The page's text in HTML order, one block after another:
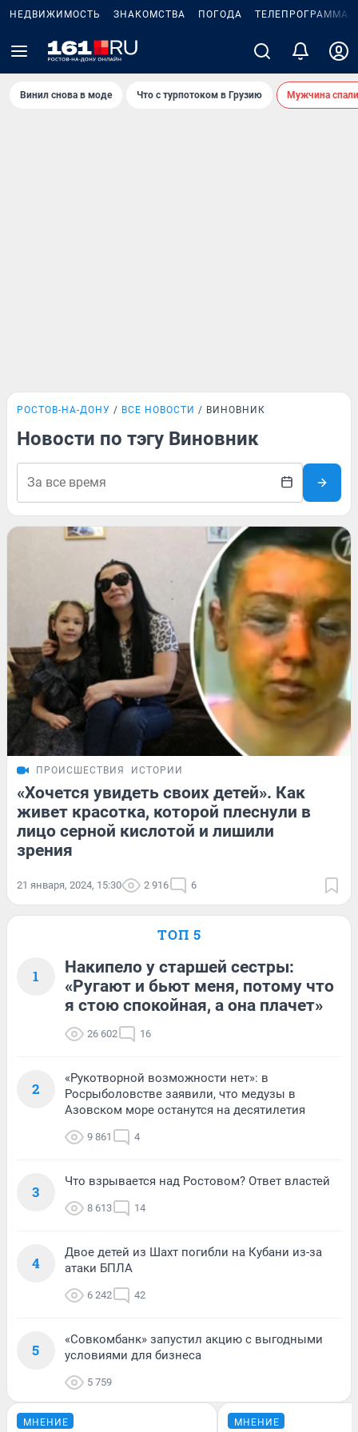
НЕДВИЖИМОСТЬ ЗНАКОМСТВА ПОГОДА ТЕЛЕПРОГРАММА
Винил снова в моде Что с турпотоком в Грузию Мужчина
РОСТОВ-НА-ДОНУ ВСЕ НОВОСТИ ВИНОВНИК
Новости по тэгу Виновник
ПРОИСШЕСТВИЯ ИСТОРИИ
«Хочется увидеть своих детей». Как
живет красотка, которой плеснули в
лицо серной кислотой и лишили
зрения
21 января, 2024, 15:30 2 916 6
ТОП 5
1
Накипело у старшей сестры:
«Ругают и бьют меня, потому что
я стою спокойная, а она плачет»
26 602 16
2
«Рукотворной возможности нет»: в
Росрыболовстве заявили, что медузы в
Азовском море останутся на десятилетия
9 861 4
3
Что взрывается над Ростовом? Ответ властей
8 613 14
4
Двое детей из Шахт погибли на Кубани из-за
атаки БПЛА
6 242 42
5
«Совкомбанк» запустил акцию с выгодными
условиями для бизнеса
5 759
МНЕНИЕ МНЕНИЕ